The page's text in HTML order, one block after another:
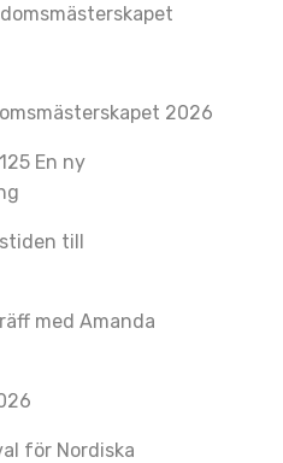
2026
En ny
till
med Amanda
för Nordiska